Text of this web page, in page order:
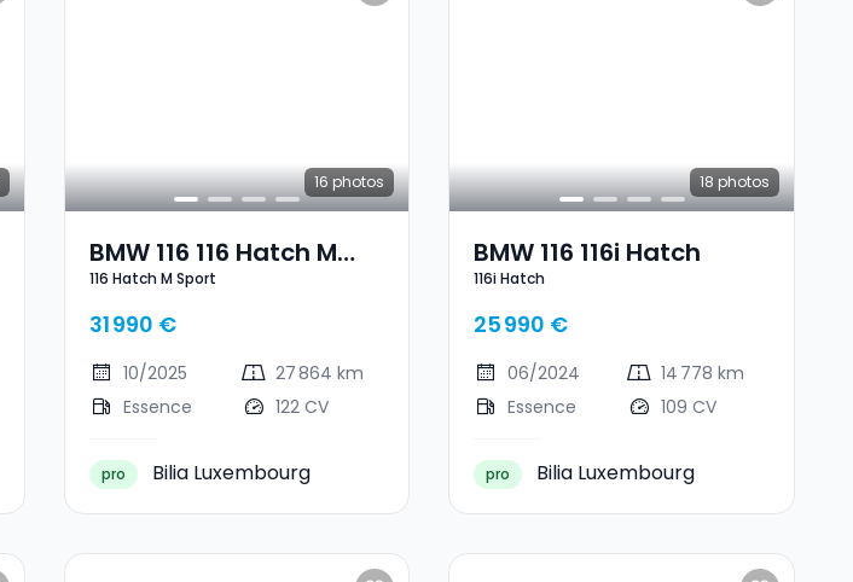
16 photos
BMW 116 116 Hatch M
Sport
116 Hatch M Sport
31 990 €
10/2025
27 864 km
Essence
122 CV
pro Bilia Luxembourg
18 photos
BMW 116 116i Hatch
116i Hatch
25 990 €
06/2024
14 778 km
Essence
109 CV
pro Bilia Luxembourg